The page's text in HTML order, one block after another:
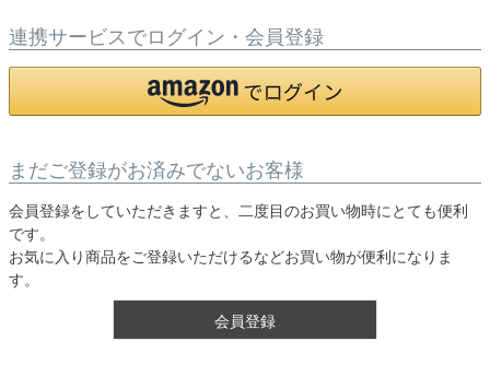
連携サービスでログイン・会員登録
まだご登録がお済みでないお客様
会員登録をしていただきますと、二度目のお買い物時にとても便利
です。
お気に入り商品をご登録いただけるなどお買い物が便利になりま
す。
会員登録